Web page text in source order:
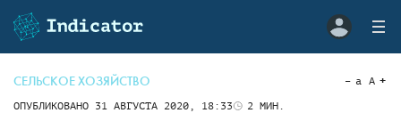
СЕЛЬСКОЕ ХОЗЯЙСТВО
ОПУБЛИКОВАНО 31 АВГУСТА 2020, 18:33 2 МИН.
a A